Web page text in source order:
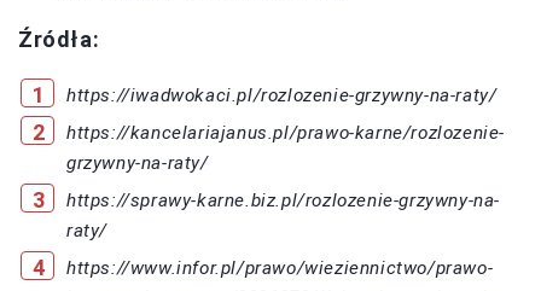
Źródła:
https://iwadwokaci.pl/rozlozenie-grzywny-na-raty/
https://kancelariajanus.pl/prawo-karne/rozlozenie-
grzywny-na-raty/
https://sprawy-karne.biz.pl/rozlozenie-grzywny-na-
raty/
https://www.infor.pl/prawo/wieziennictwo/prawo-